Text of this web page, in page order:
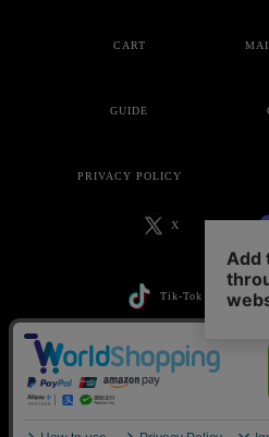
CART
GUIDE
PRIVACY POLICY
X
Tik-Tok
Copyright © ankoROCK